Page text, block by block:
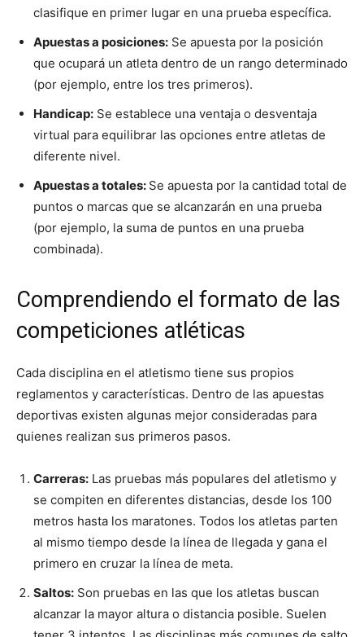
clasifique en primer lugar en una prueba específica.
Apuestas a posiciones: Se apuesta por la posición
que ocupará un atleta dentro de un rango determinado
(por ejemplo, entre los tres primeros).
Handicap: Se establece una ventaja o desventaja
virtual para equilibrar las opciones entre atletas de
diferente nivel.
Apuestas a totales: Se apuesta por la cantidad total de
puntos o marcas que se alcanzarán en una prueba
(por ejemplo, la suma de puntos en una prueba
combinada).
Comprendiendo el formato de las
competiciones atléticas
Cada disciplina en el atletismo tiene sus propios
reglamentos y características. Dentro de las apuestas
deportivas existen algunas mejor consideradas para
quienes realizan sus primeros pasos.
Carreras: Las pruebas más populares del atletismo y
se compiten en diferentes distancias, desde los 100
metros hasta los maratones. Todos los atletas parten
al mismo tiempo desde la línea de llegada y gana el
primero en cruzar la línea de meta.
Saltos: Son pruebas en las que los atletas buscan
alcanzar la mayor altura o distancia posible. Suelen